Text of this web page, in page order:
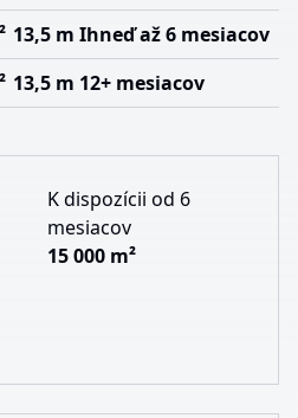
13,5 m Ihneď až 6 mesiacov
13,5 m 12+ mesiacov
K dispozícii od 6
mesiacov
15 000 m²